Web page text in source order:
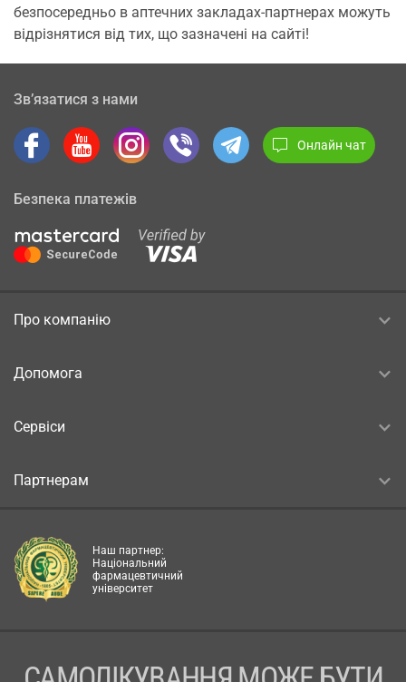
безпосередньо в аптечних закладах-партнерах можуть
відрізнятися від тих, що зазначені на сайті!
Зв’язатися з нами
Онлайн чат
Безпека платежів
Про компанію
Допомога
Сервіси
Партнерам
Наш партнер:
Національний
фармацевтичний
університет